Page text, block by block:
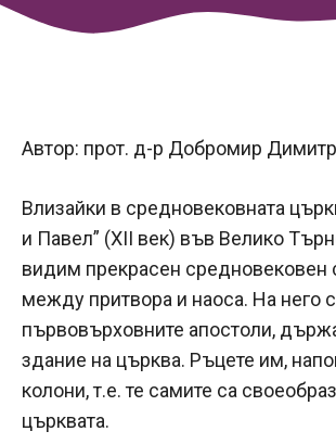
Автор: прот. д-р Добромир
Влизайки в средновековната
и Павел” (XII век) във Велико
видим прекрасен средновековен
между притвора и наоса. На него
първовърховните апостоли,
здание на църква. Ръцете им,
колони, т.е. те самите са
църквата.